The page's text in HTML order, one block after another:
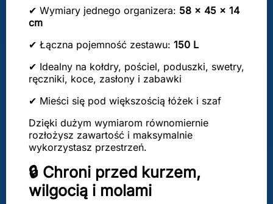
✔ Wymiary jednego organizera: 58 × 45 × 14
cm
✔ Łączna pojemność zestawu: 150 L
✔ Idealny na kołdry, pościel, poduszki, swetry,
ręczniki, koce, zasłony i zabawki
✔ Mieści się pod większością łóżek i szaf
Dzięki dużym wymiarom równomiernie
rozłożysz zawartość i maksymalnie
wykorzystasz przestrzeń.
🔒 Chroni przed kurzem,
wilgocią i molami